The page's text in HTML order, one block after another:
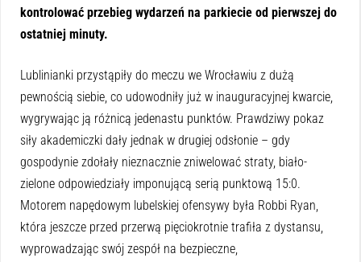
kontrolować przebieg wydarzeń na parkiecie od pierwszej do
ostatniej minuty.
Lublinianki przystąpiły do meczu we Wrocławiu z dużą
pewnością siebie, co udowodniły już w inauguracyjnej kwarcie,
wygrywając ją różnicą jedenastu punktów. Prawdziwy pokaz
siły akademiczki dały jednak w drugiej odsłonie – gdy
gospodynie zdołały nieznacznie zniwelować straty, biało-
zielone odpowiedziały imponującą serią punktową 15:0.
Motorem napędowym lubelskiej ofensywy była Robbi Ryan,
która jeszcze przed przerwą pięciokrotnie trafiła z dystansu,
wyprowadzając swój zespół na bezpieczne,